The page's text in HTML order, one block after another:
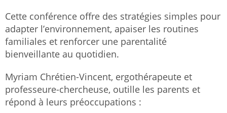
Cette conférence offre des stratégies simples pour
adapter l’environnement, apaiser les routines
familiales et renforcer une parentalité
bienveillante au quotidien.
Myriam Chrétien-Vincent, ergothérapeute et
professeure-chercheuse, outille les parents et
répond à leurs préoccupations :